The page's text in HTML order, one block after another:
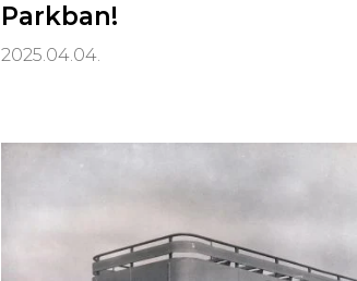
Parkban!
2025.04.04.